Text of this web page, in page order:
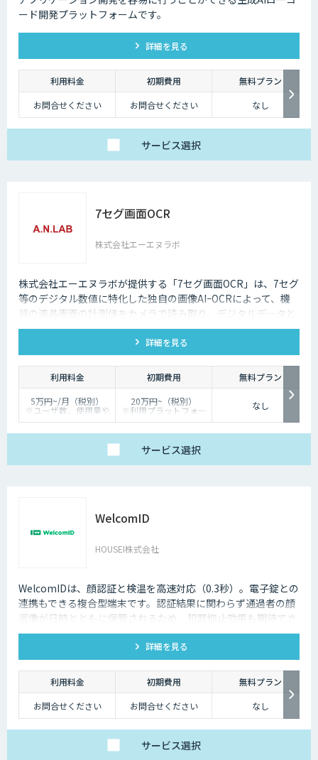
ード開発プラットフォームです。
詳細を見る
利用料金 初期費用
無料プラン
お問合せください
お問合せください なし
サービス選択
7セグ画面OCR
株式会社エーエヌラボ
株式会社エーエヌラボが提供する「7セグ画面OCR」は、7セグ
等のデジタル数値に特化した独自の画像AIｰOCRによって、機
器の液晶画面の計測値をカメラで読み取り、デジタルデータと
して記録するサービスです
詳細を見る
利用料金 初期費用
無料プラン
5万円~/月（税別）
※ユーザ数、使用量や
カスタマイズ要望に応
20万円~（税別）
※利用プラットフォー
ムや必要なチューニン
なし
サービス選択
WelcomID
HOUSEI株式会社
WelcomIDは、顔認証と検温を高速対応（0.3秒）。電子錠との
連携もできる複合型端末です。認証結果に関わらず通過者の顔
画像が日時とともに保管されるため、犯罪抑止効果も期待でき
ます。
詳細を見る
利用料金 初期費用
無料プラン
お問合せください
お問合せください なし
サービス選択